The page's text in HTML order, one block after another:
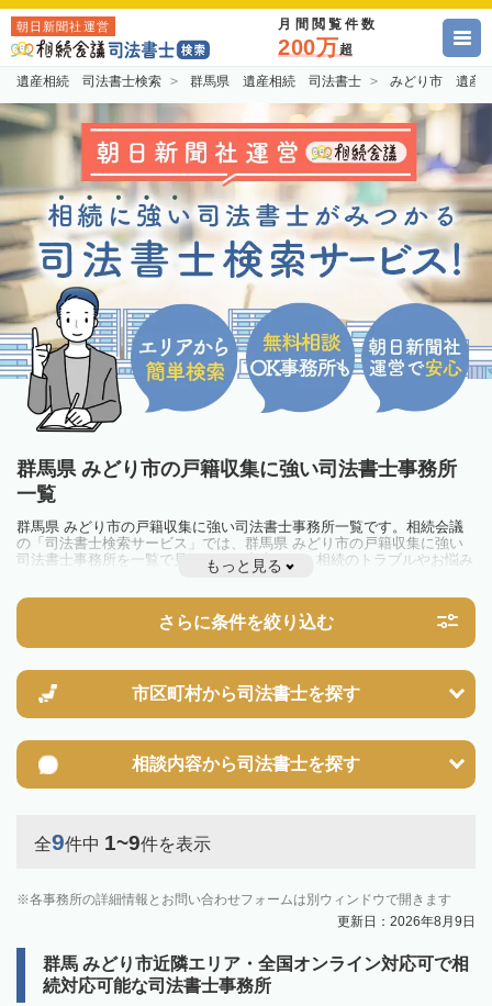
朝日新聞社運営 月間閲覧件数
200万超
遺産相続 司法書士検索 群馬県 遺産相続 司法書士 みどり市 遺産
群馬県 みどり市の戸籍収集に強い司法書士事務所
一覧
群馬県 みどり市の戸籍収集に強い司法書士事務所一覧です。相続会議
の「司法書士検索サービス」では、群馬県 みどり市の戸籍収集に強い
司法書士事務所を一覧で見ることが出来ます。相続のトラブルやお悩み
を抱えている方は一度近隣の司法書士に相談してみましょう。
もっと見る
さらに条件を絞り込む
市区町村から司法書士を探す
相談内容から司法書士を探す
全9件中 1~9件を表示
各事務所の詳細情報とお問い合わせフォームは別ウィンドウで開きます
更新日：2026年8月9日
群馬 みどり市近隣エリア・全国オンライン対応可で相
続対応可能な司法書士事務所